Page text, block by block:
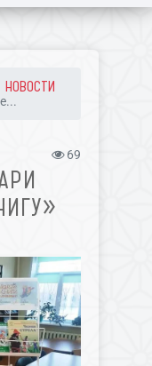
НОВОСТИ
69